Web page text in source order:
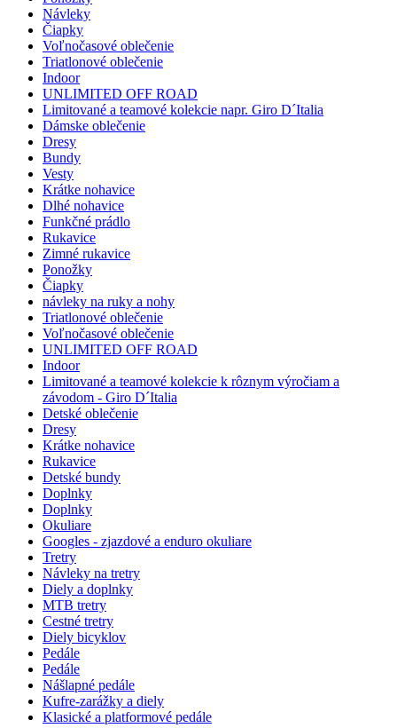
Návleky
Čiapky
Voľnočasové oblečenie
Triatlonové oblečenie
Indoor
UNLIMITED OFF ROAD
Limitované a teamové kolekcie napr. Giro D´Italia
Dámske oblečenie
Dresy
Bundy
Vesty
Krátke nohavice
Dlhé nohavice
Funkčné prádlo
Rukavice
Zimné rukavice
Ponožky
Čiapky
návleky na ruky a nohy
Triatlonové oblečenie
Voľnočasové oblečenie
UNLIMITED OFF ROAD
Indoor
Limitované a teamové kolekcie k rôznym výročiam a
závodom - Giro D´Italia
Detské oblečenie
Dresy
Krátke nohavice
Rukavice
Detské bundy
Doplnky
Doplnky
Okuliare
Googles - zjazdové a enduro okuliare
Tretry
Návleky na tretry
Diely a doplnky
MTB tretry
Cestné tretry
Diely bicyklov
Pedále
Pedále
Nášlapné pedále
Kufre-zarážky a diely
Klasické a platformové pedále